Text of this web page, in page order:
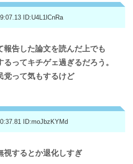
ID:U4L1lCnRa
報告した論文を読んだ上でも
ってキチゲェ過ぎるだろう。
党って気もするけど
ID:moJbzKYMd
視するとか退化しすぎ